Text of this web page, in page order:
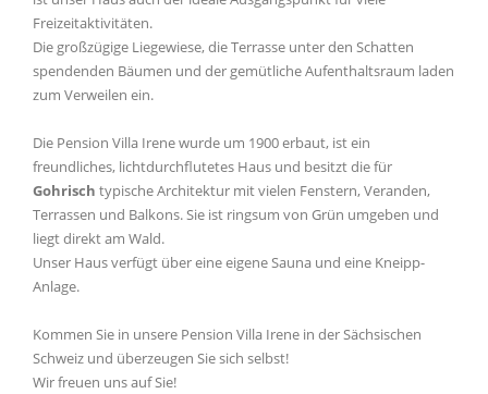
Freizeitaktivitäten.
Die großzügige Liegewiese, die Terrasse unter den Schatten
spendenden Bäumen und der gemütliche Aufenthaltsraum laden
zum Verweilen ein.
Die Pension Villa Irene wurde um 1900 erbaut, ist ein
freundliches, lichtdurchflutetes Haus und besitzt die für
Gohrisch typische Architektur mit vielen Fenstern, Veranden,
Terrassen und Balkons. Sie ist ringsum von Grün umgeben und
liegt direkt am Wald.
Unser Haus verfügt über eine eigene Sauna und eine Kneipp-
Anlage.
Kommen Sie in unsere Pension Villa Irene in der Sächsischen
Schweiz und überzeugen Sie sich selbst!
Wir freuen uns auf Sie!